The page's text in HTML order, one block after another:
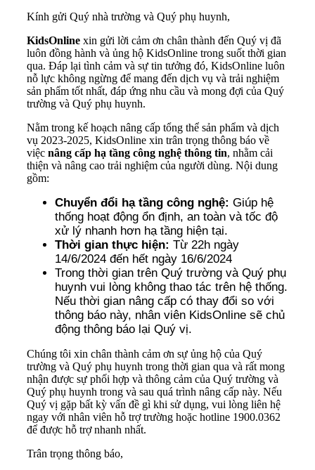
Kính gửi Quý nhà trường và Quý phụ huynh,
KidsOnline xin gửi lời cảm ơn chân thành đến Quý vị đã
luôn đồng hành và ủng hộ KidsOnline trong suốt thời gian
qua. Đáp lại tình cảm và sự tin tưởng đó, KidsOnline luôn
nỗ lực không ngừng để mang đến dịch vụ và trải nghiệm
sản phẩm tốt nhất, đáp ứng nhu cầu và mong đợi của Quý
trường và Quý phụ huynh.
Nằm trong kế hoạch nâng cấp tổng thể sản phẩm và dịch
vụ 2023-2025, KidsOnline xin trân trọng thông báo về
việc nâng cấp hạ tầng công nghệ thông tin, nhằm cải
thiện và nâng cao trải nghiệm của người dùng. Nội dung
gồm:
Chuyển đổi hạ tầng công nghệ: Giúp hệ
thống hoạt động ổn định, an toàn và tốc độ
xử lý nhanh hơn hạ tầng hiện tại.
Thời gian thực hiện: Từ 22h ngày
14/6/2024 đến hết ngày 16/6/2024
Trong thời gian trên Quý trường và Quý phụ
huynh vui lòng không thao tác trên hệ thống.
Nếu thời gian nâng cấp có thay đổi so với
thông báo này, nhân viên KidsOnline sẽ chủ
động thông báo lại Quý vị.
Chúng tôi xin chân thành cảm ơn sự ủng hộ của Quý
trường và Quý phụ huynh trong thời gian qua và rất mong
nhận được sự phối hợp và thông cảm của Quý trường và
Quý phụ huynh trong và sau quá trình nâng cấp này. Nếu
Quý vị gặp bất kỳ vấn đề gì khi sử dụng, vui lòng liên hệ
ngay với nhân viên hỗ trợ trường hoặc hotline 1900.0362
để được hỗ trợ nhanh nhất.
Trân trọng thông báo,